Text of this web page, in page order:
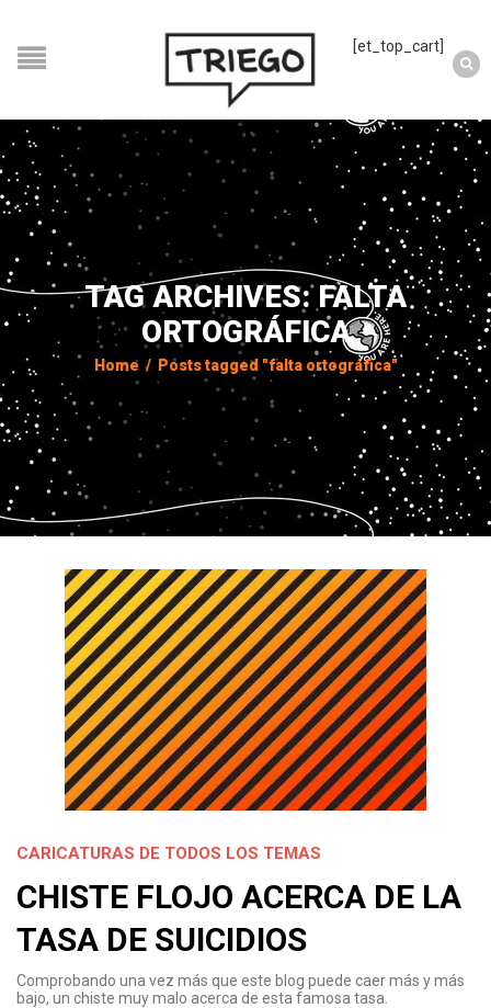
[et_top_cart]
TAG ARCHIVES: FALTA
ORTOGRÁFICA
Home / Posts tagged "falta ortográfica"
CARICATURAS DE TODOS LOS TEMAS
CHISTE FLOJO ACERCA DE LA
TASA DE SUICIDIOS
Comprobando una vez más que este blog puede caer más y más
bajo, un chiste muy malo acerca de esta famosa tasa.